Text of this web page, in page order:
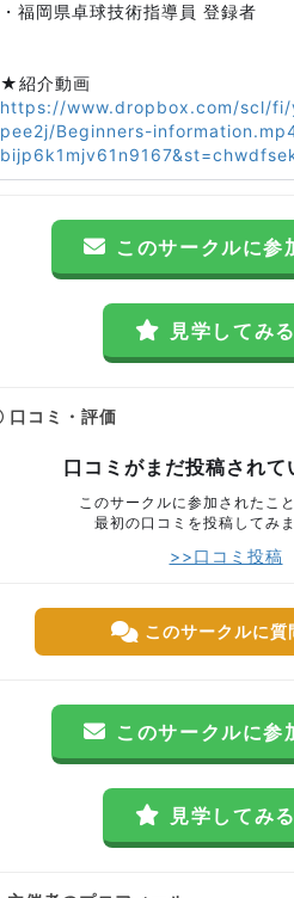
・福岡県卓球技術指導員 登録者
★紹介動画
https://www.dropbox.com/scl/fi/
pee2j/Beginners-
このサークルに参
見学してみる
口コミ・評価
口コミがまだ投稿されて
このサークルに参加されたこ
最初の口コミを投稿してみ
>>口コミ投稿
このサークルに質
このサークルに参
見学してみる